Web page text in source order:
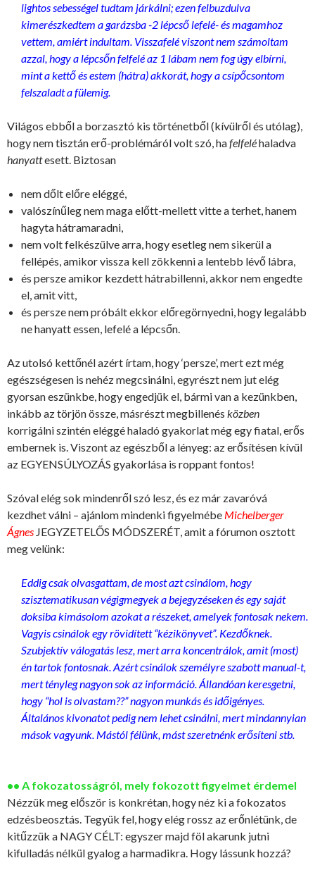
lightos sebességel tudtam járkálni; ezen felbuzdulva
kimerészkedtem a garázsba -2 lépcső lefelé- és magamhoz
vettem, amiért indultam. Visszafelé viszont nem számoltam
azzal, hogy a lépcsőn felfelé az 1 lábam nem fog úgy elbírni,
mint a kettő és estem (hátra) akkorát, hogy a csípőcsontom
felszaladt a fülemig.
Világos ebből a borzasztó kis történetből (kívülről és utólag),
hogy nem tisztán erő-problémáról volt szó, hafelfeléhaladva
hanyattesett. Biztosan
nem dőlt előre eléggé,
valószínűleg nem maga előtt-mellett vitte a terhet, hanem
hagyta hátramaradni,
nem volt felkészülve arra, hogy esetleg nem sikerül a
fellépés, amikor vissza kell zökkenni a lentebb lévő lábra,
és persze amikor kezdett hátrabillenni, akkor nem engedte
el, amit vitt,
és persze nem próbált ekkor előregörnyedni, hogy legalább
ne hanyatt essen, lefelé a lépcsőn.
Az utolsó kettőnél azért írtam, hogy ‘persze’, mert ezt még
egészségesen is nehéz megcsinálni, egyrészt nem jut elég
gyorsan eszünkbe, hogy engedjük el, bármi van a kezünkben,
inkább az törjön össze, másrészt megbillenés közben
korrigálni szintén eléggé haladó gyakorlat még egy fiatal, erős
embernek is. Viszont az egészből a lényeg: az erősítésen kívül
az EGYENSÚLYOZÁS gyakorlása is roppant fontos!
Szóval elég sok mindenről szó lesz, és ez már zavaróvá
kezdhet válni – ajánlom mindenki figyelmébe Michelberger
Ágnes JEGYZETELŐS MÓDSZERÉT, amit a fórumon osztott
meg velünk:
Eddig csak olvasgattam, de most azt csinálom, hogy
szisztematikusan végigmegyek a bejegyzéseken és egy saját
doksiba kimásolom azokat a részeket, amelyek fontosak nekem.
Vagyis csinálok egy rövidített “kézikönyvet”. Kezdőknek.
Szubjektív válogatás lesz, mert arra koncentrálok, amit (most)
én tartok fontosnak. Azért csinálok személyre szabott manual-t,
mert tényleg nagyon sok az információ. Állandóan keresgetni,
hogy “hol is olvastam??” nagyon munkás és időigényes.
Általános kivonatot pedig nem lehet csinálni, mert mindannyian
mások vagyunk. Mástól félünk, mást szeretnénk erősíteni stb.
•• A fokozatosságról, mely fokozott figyelmet érdemel
Nézzük meg először is konkrétan, hogy néz ki a fokozatos
edzésbeosztás. Tegyük fel, hogy elég rossz az erőnlétünk, de
kitűzzük a NAGY CÉLT: egyszer majd föl akarunk jutni
kifulladás nélkül gyalog a harmadikra. Hogy lássunk hozzá?